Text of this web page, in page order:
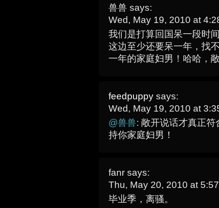
兽兽 says:
Wed, May 19, 2010 at
我们是打算回国呆一段时
这边至少还要呆一年，找
一年的家庭妇男！哈哈，
feedpuppy says:
Wed, May 19, 2010 at
@兽兽: 敞开说话才真正
持你家庭妇男！
fanr says:
Thu, May 20, 2010 at
毕业季，离骚。